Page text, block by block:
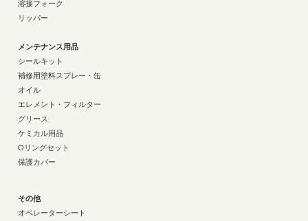
溶接フォーク
リッパー
メンテナンス用品
シールキット
補修用塗料スプレー・缶
オイル
エレメント・フィルター
グリース
ケミカル用品
Oリングセット
保護カバー
その他
オペレーターシート